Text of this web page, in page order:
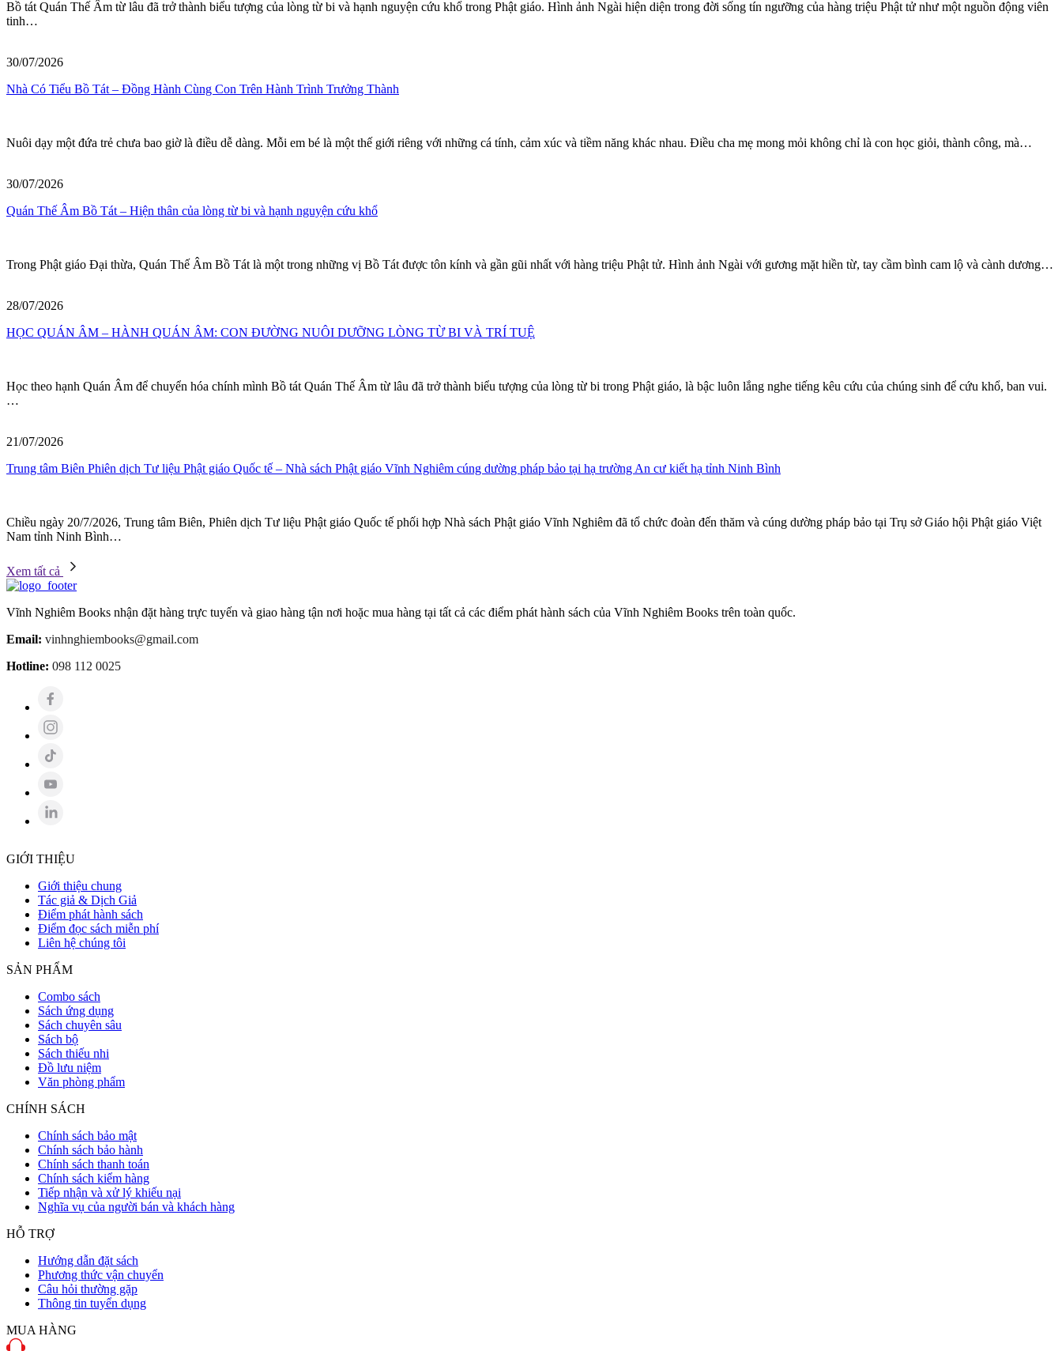
Bồ tát Quán Thế Âm từ lâu đã trở thành biểu tượng của lòng từ bi và hạnh nguyện cứu khổ trong Phật giáo. Hình ảnh Ngài hiện diện trong đời sống tín ngưỡng của hàng triệu Phật tử như một nguồn động viên
tinh…
30/07/2026
Nhà Có Tiểu Bồ Tát – Đồng Hành Cùng Con Trên Hành Trình Trưởng Thành
Nuôi dạy một đứa trẻ chưa bao giờ là điều dễ dàng. Mỗi em bé là một thế giới riêng với những cá tính, cảm xúc và tiềm năng khác nhau. Điều cha mẹ mong mỏi không chỉ là con học giỏi, thành công, mà…
30/07/2026
Quán Thế Âm Bồ Tát – Hiện thân của lòng từ bi và hạnh nguyện cứu khổ
Trong Phật giáo Đại thừa, Quán Thế Âm Bồ Tát là một trong những vị Bồ Tát được tôn kính và gần gũi nhất với hàng triệu Phật tử. Hình ảnh Ngài với gương mặt hiền từ, tay cầm bình cam lộ và cành dương…
28/07/2026
HỌC QUÁN ÂM – HÀNH QUÁN ÂM: CON ĐƯỜNG NUÔI DƯỠNG LÒNG TỪ BI VÀ TRÍ TUỆ
Học theo hạnh Quán Âm để chuyển hóa chính mình Bồ tát Quán Thế Âm từ lâu đã trở thành biểu tượng của lòng từ bi trong Phật giáo, là bậc luôn lắng nghe tiếng kêu cứu của chúng sinh để cứu khổ, ban vui.
…
21/07/2026
Trung tâm Biên Phiên dịch Tư liệu Phật giáo Quốc tế – Nhà sách Phật giáo Vĩnh Nghiêm cúng dường pháp bảo tại hạ trường An cư kiết hạ tỉnh Ninh Bình
Chiều ngày 20/7/2026, Trung tâm Biên, Phiên dịch Tư liệu Phật giáo Quốc tế phối hợp Nhà sách Phật giáo Vĩnh Nghiêm đã tổ chức đoàn đến thăm và cúng dường pháp bảo tại Trụ sở Giáo hội Phật giáo Việt
Nam tỉnh Ninh Bình…
Xem tất cả
Vĩnh Nghiêm Books nhận đặt hàng trực tuyến và giao hàng tận nơi hoặc mua hàng tại tất cả các điểm phát hành sách của Vĩnh Nghiêm Books trên toàn quốc.
Email: vinhnghiembooks@gmail.com
Hotline: 098 112 0025
GIỚI THIỆU
Giới thiệu chung
Tác giả & Dịch Giả
Điểm phát hành sách
Điểm đọc sách miễn phí
Liên hệ chúng tôi
SẢN PHẨM
Combo sách
Sách ứng dụng
Sách chuyên sâu
Sách bộ
Sách thiếu nhi
Đồ lưu niệm
Văn phòng phẩm
CHÍNH SÁCH
Chính sách bảo mật
Chính sách bảo hành
Chính sách thanh toán
Chính sách kiểm hàng
Tiếp nhận và xử lý khiếu nại
Nghĩa vụ của người bán và khách hàng
HỖ TRỢ
Hướng dẫn đặt sách
Phương thức vận chuyển
Câu hỏi thường gặp
Thông tin tuyển dụng
MUA HÀNG